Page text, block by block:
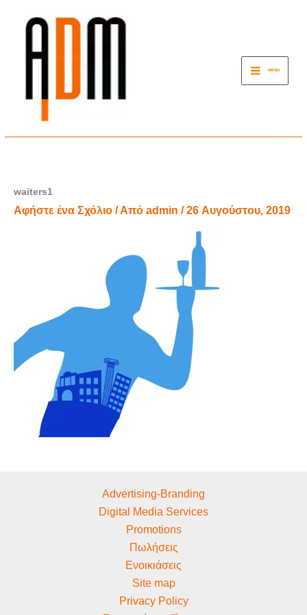
MENU
waiters1
Αφήστε ένα Σχόλιο / Από admin /26 Αυγούστου, 2019
Advertising-Branding
Digital Media Services
Promotions
Πωλήσεις
Ενοικιάσεις
Site map
Privacy Policy